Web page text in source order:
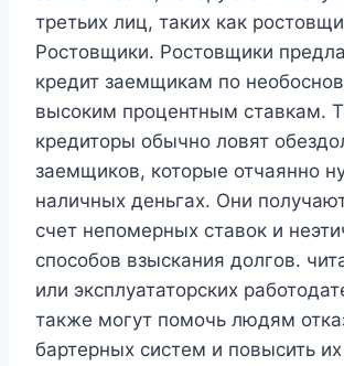
третьих лиц, таких как
Ростовщики. Ростовщики
кредит заемщикам по
высоким процентным ставкам.
кредиторы обычно ловят
заемщиков, которые отчаянно
наличных деньгах. Они
счет непомерных ставок и
способов взыскания долгов.
или эксплуататорских
также могут помочь людям
бартерных систем и повысить их